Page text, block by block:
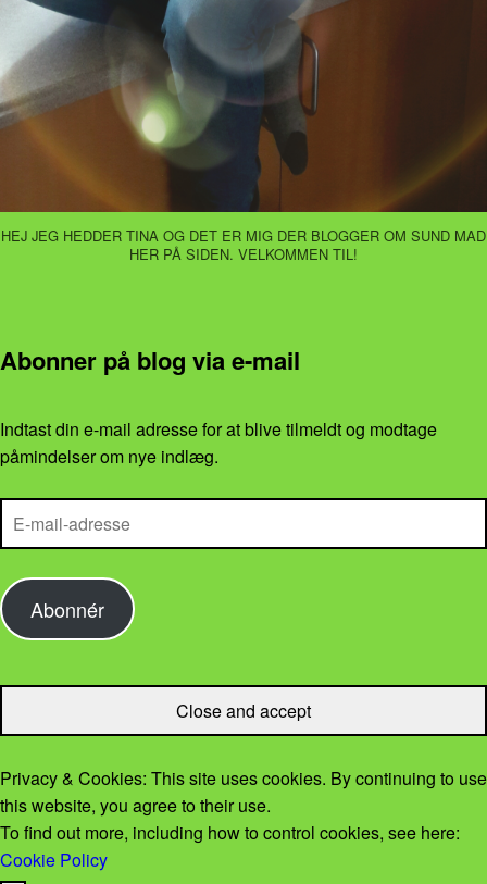
HEJ JEG HEDDER TINA OG DET ER MIG DER BLOGGER OM SUND MAD
HER PÅ SIDEN. VELKOMMEN TIL!
Abonner på blog via e-mail
Indtast din e-mail adresse for at blive tilmeldt og modtage
påmindelser om nye indlæg.
E-mail-adresse
Abonnér
Privacy & Cookies: This site uses cookies. By continuing to use
this website, you agree to their use.
To find out more, including how to control cookies, see here:
Cookie Policy